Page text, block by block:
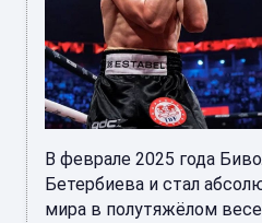
В феврале 2025 года
Бетербиева и стал
мира в полутяжёлом